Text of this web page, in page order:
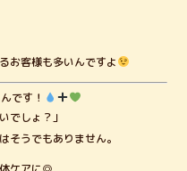
お客様も多いんですよ
です！
でしょ？」
そうでもありません。